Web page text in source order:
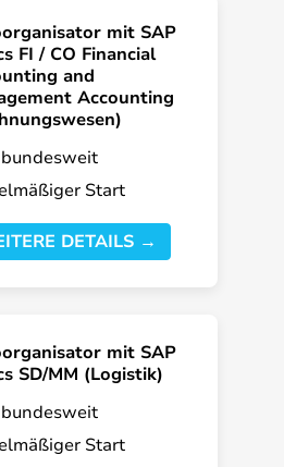
mit SAP
FI / CO Financial
and
Accounting
Start
DETAILS →
mit SAP
SD/MM (Logistik)
Start